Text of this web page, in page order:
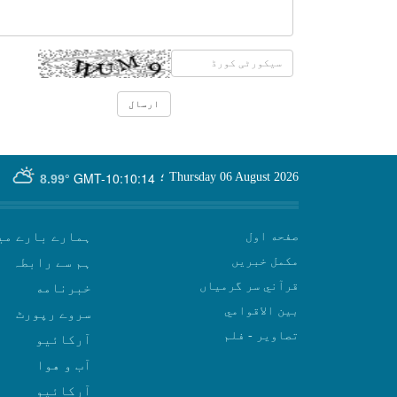
GMT-10:10:14
8.99° Thursday 06 August 2026 ؛
صفحه اول
مکمل خبریں
قرآني سر گرمياں
بين الاقوامي
تصاوير - فلم
ہمارے بارے
ہم سے رابطہ
سروے رپورٹ
آرکائیو
آب و هوا